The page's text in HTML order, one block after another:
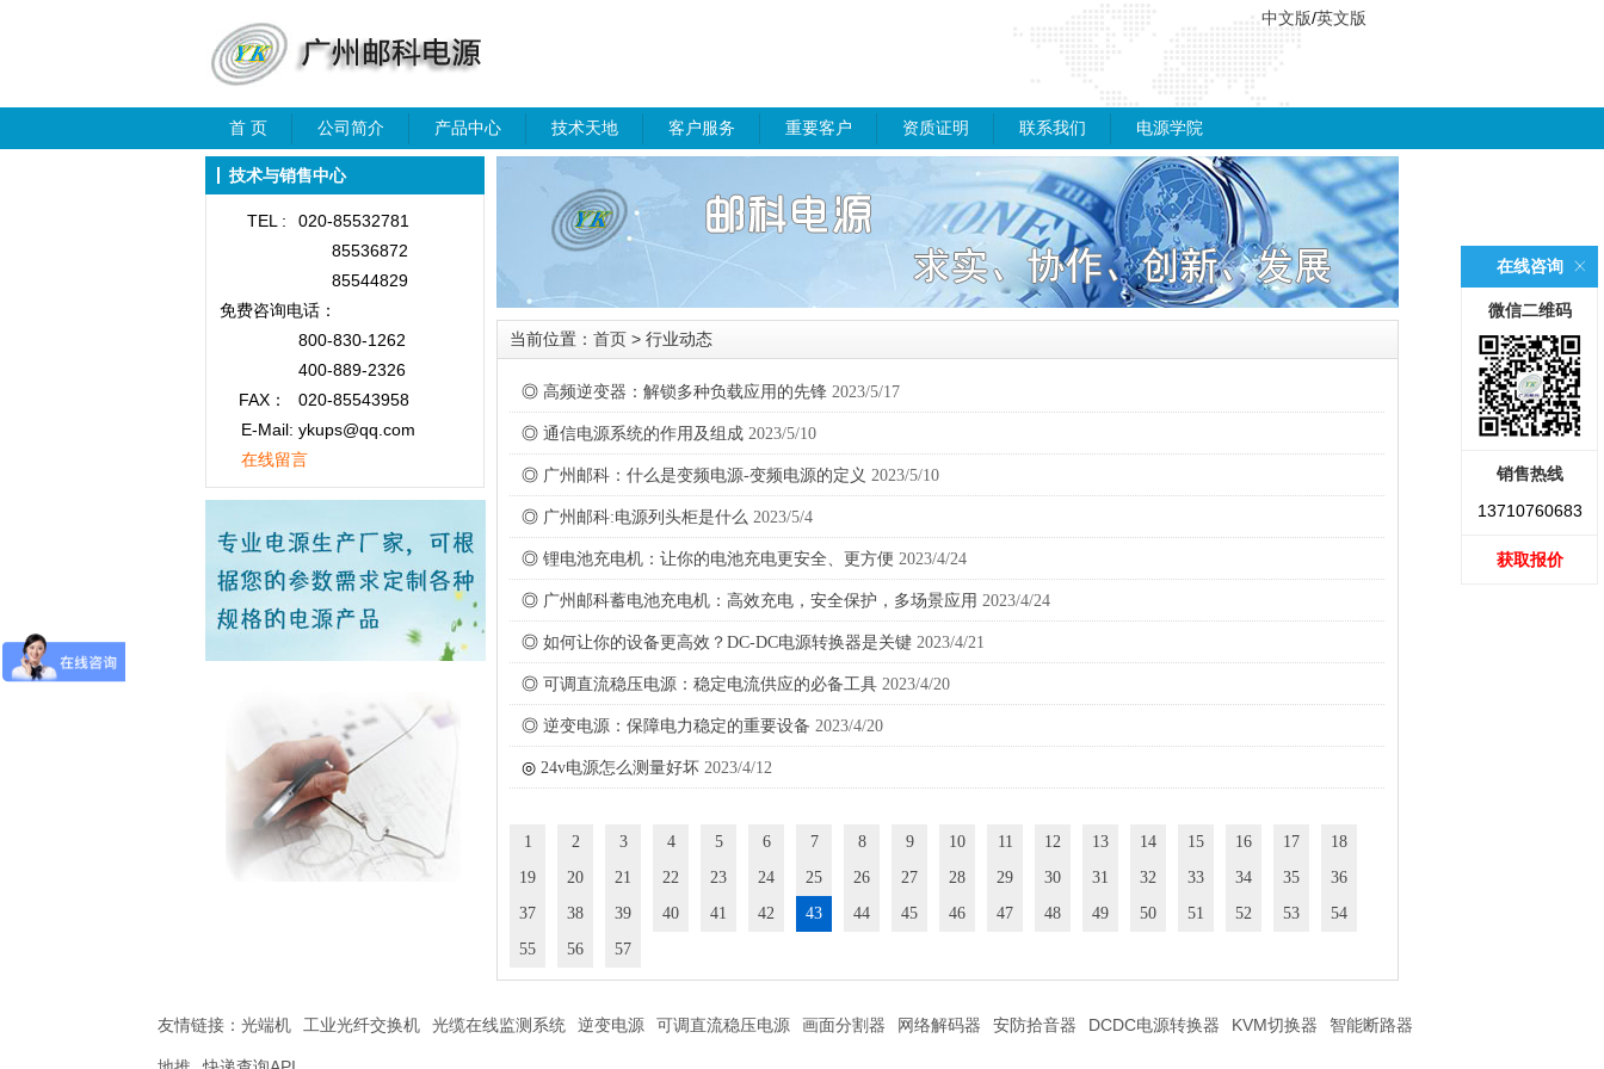
中文版/英文版
首 页 公司简介 产品中心 技术天地 客户服务 重要客户 资质证明 联系我们 电源学院
技术与销售中心
TEL :
020-85532781
85536872
85544829
免费咨询电话：
800-830-1262
400-889-2326
FAX：
020-85543958
E-Mail: ykups@qq.com
在线留言
当前位置： 首页 > 行业动态
◎ 高频逆变器：解锁多种负载应用的先锋 2023/5/17
◎ 通信电源系统的作用及组成 2023/5/10
◎ 广州邮科：什么是变频电源-变频电源的定义 2023/5/10
◎ 广州邮科:电源列头柜是什么 2023/5/4
◎ 锂电池充电机：让你的电池充电更安全、更方便 2023/4/24
◎ 广州邮科蓄电池充电机：高效充电，安全保护，多场景应用 2023/4/24
◎ 如何让你的设备更高效？DC-DC电源转换器是关键 2023/4/21
◎ 可调直流稳压电源：稳定电流供应的必备工具 2023/4/20
◎ 逆变电源：保障电力稳定的重要设备 2023/4/20
◎ 24v电源怎么测量好坏 2023/4/12
1 2 3 4 5 6 7 8 9 10 11 12 13 14 15 16 17
18
19
20 21 22 23 24 25 26 27 28 29 30 31 32 33 34 35
36
37
38 39 40 41 42 43 44 45 46 47 48 49 50 51 52 53
54
55
56 57
友情链接： 光端机 工业光纤交换机 光缆在线监测系统 逆变电源 可调直流稳压电源 画面分割器 网络解码器 安防拾音器 DCDC电源转换器 KVM切换器 智能断路器
在线咨询
微信二维码
销售热线
13710760683
获取报价